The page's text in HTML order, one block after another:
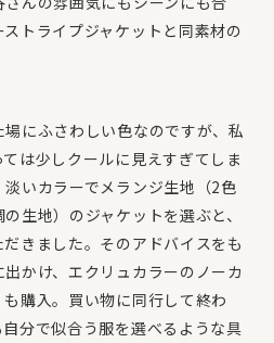
トライプジャケットと同素材の
場にふさわしい色なのですが、私
は少しクールに見えすぎてしま
いカラーでメランジ生地（2色
生地）のジャケットを選ぶと、
きました。そのアドバイスをも
かけ、エクリュカラーのノーカ
購入。買い物に同行して終わ
分で似合う服を選べるような具